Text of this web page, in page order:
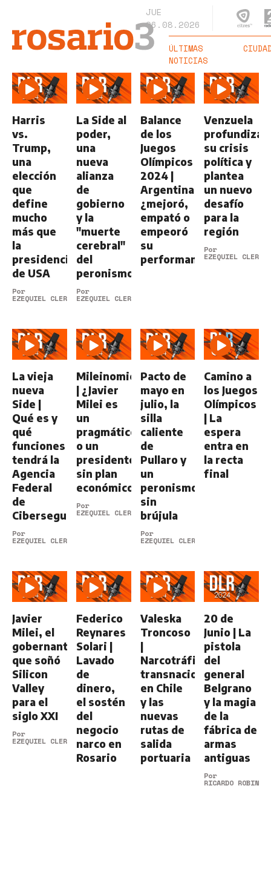
JUE
06.08.2026
ÚLTIMAS
NOTICIAS
Harris
vs.
Trump,
una
elección
que
define
mucho
más que
la
presidencia
de USA
Por
EZEQUIEL CLERICI
La Side al
poder,
una
nueva
alianza
de
gobierno
y la
"muerte
cerebral"
del
peronismo
Por
EZEQUIEL CLERICI
Balance
de los
Juegos
Olímpicos
2024 |
Argentina
¿mejoró,
empató o
empeoró
su
performance?
Venzuela
profundiza
su crisis
política y
plantea
un nuevo
desafío
para la
región
Por
EZEQUIEL
La vieja
nueva
Side |
Qué es y
qué
funciones
tendrá la
Agencia
Federal
de
Ciberseguridad
Por
EZEQUIEL CLERICI
Mileinomics
| ¿Javier
Milei es
un
pragmático
o un
presidente
sin plan
económico?
Por
EZEQUIEL CLERICI
Pacto de
mayo en
julio, la
silla
caliente
de
Pullaro y
un
peronismo
sin
brújula
Por
EZEQUIEL CLERICI
Camino a
los Juegos
Olímpicos
| La
espera
entra en
la recta
final
Javier
Milei, el
gobernante
que soñó
Silicon
Valley
para el
siglo XXI
Por
EZEQUIEL CLERICI
Federico
Reynares
Solari |
Lavado
de
dinero,
el sostén
del
negocio
narco en
Rosario
Valeska
Troncoso
|
Narcotráfico
transnacional
en Chile
y las
nuevas
rutas de
salida
portuaria
20 de
Junio | La
pistola
del
general
Belgrano
y la magia
de la
fábrica de
armas
antiguas
Por
RICARDO ROBINS